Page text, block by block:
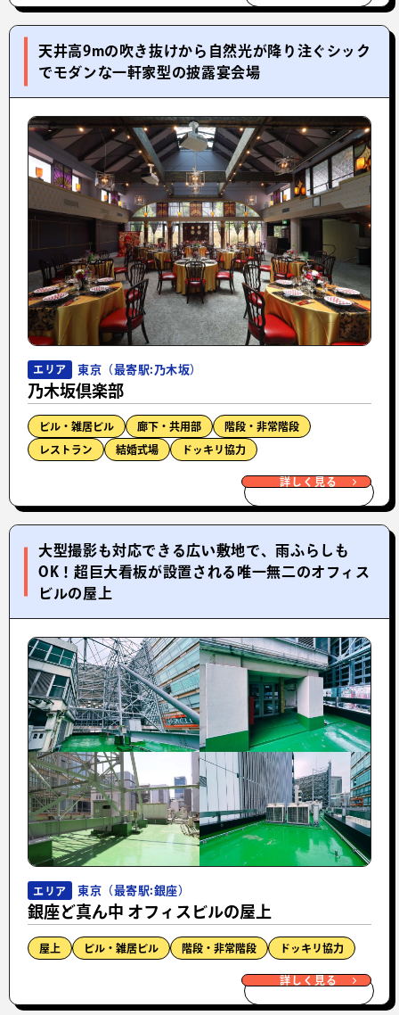
天井高9mの吹き抜けから自然光が降り注ぐシック
でモダンな一軒家型の披露宴会場
エリア 東京（最寄駅:乃木坂）
乃木坂倶楽部
ビル・雑居ビル 廊下・共用部 階段・非常階段
レストラン 結婚式場 ドッキリ協力
詳しく見る
大型撮影も対応できる広い敷地で、雨ふらしも
OK！超巨大看板が設置される唯一無二のオフィス
ビルの屋上
エリア 東京（最寄駅:銀座）
銀座ど真ん中 オフィスビルの屋上
屋上 ビル・雑居ビル 階段・非常階段 ドッキリ協力
詳しく見る